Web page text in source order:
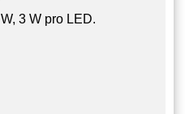
3 W pro LED.